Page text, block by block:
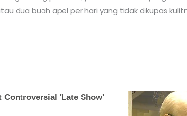
dua buah apel per hari yang tidak dikupas